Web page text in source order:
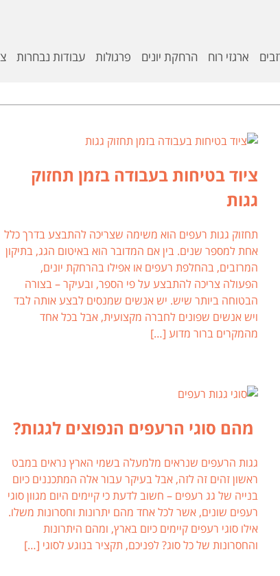
ארגזי רוח הרחקת יונים פרגולות עבודות נבחרות
ציוד בטיחות בעבודה בזמן תחזוק
גגות
תחזוק גגות רעפים הוא משימה שצריכה להתבצע בדרך כלל
אחת למספר שנים. בין אם המדובר הוא באיטום הגג, בתיקון
המרזבים, בהחלפת רעפים או אפילו בהרחקת יונים,
הפעולה צריכה להתבצע על פי הספר, ובעיקר – בצורה
הבטוחה ביותר שיש. יש אנשים שמנסים לבצע אותה לבד
ויש אנשים שפונים לחברה מקצועית, אבל בכל אחד
מהמקרים ברור מדוע […]
מהם סוגי הרעפים הנפוצים לגגות?
גגות הרעפים שנראים מלמעלה בשמי הארץ נראים במבט
ראשון זהים זה לזה, אבל בעיקר עבור אלה המתכננים כיום
בנייה של גג רעפים – חשוב לדעת כי קיימים היום מגוון סוגי
רעפים שונים, אשר לכל אחד מהם יתרונות וחסרונות משלו.
אילו סוגי רעפים קיימים כיום בארץ, ומהם היתרונות
והחסרונות של כל סוג? לפניכם, תקציר בנוגע לסוגי […]